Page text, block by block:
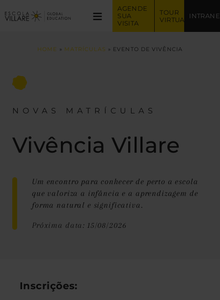
≡
AGENDE
SUA
VISITA
TOUR
VIRTUAL
HOME » MATRÍCULAS » EVENTO DE VIVÊNCIA
NOVAS MATRÍCULAS
Vivência Villare
Um encontro para conhecer de perto a escola
que valoriza a infância e a aprendizagem de
forma natural e significativa.
Próxima data: 15/08/2026
Inscrições: